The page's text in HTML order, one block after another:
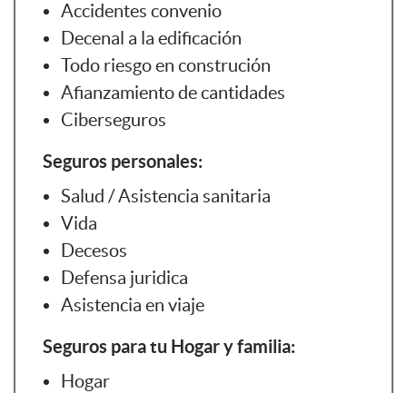
Accidentes convenio
Decenal a la edificación
Todo riesgo en construción
Afianzamiento de cantidades
Ciberseguros
Seguros personales:
Salud / Asistencia sanitaria
Vida
Decesos
Defensa juridica
Asistencia en viaje
Seguros para tu Hogar y familia:
Hogar